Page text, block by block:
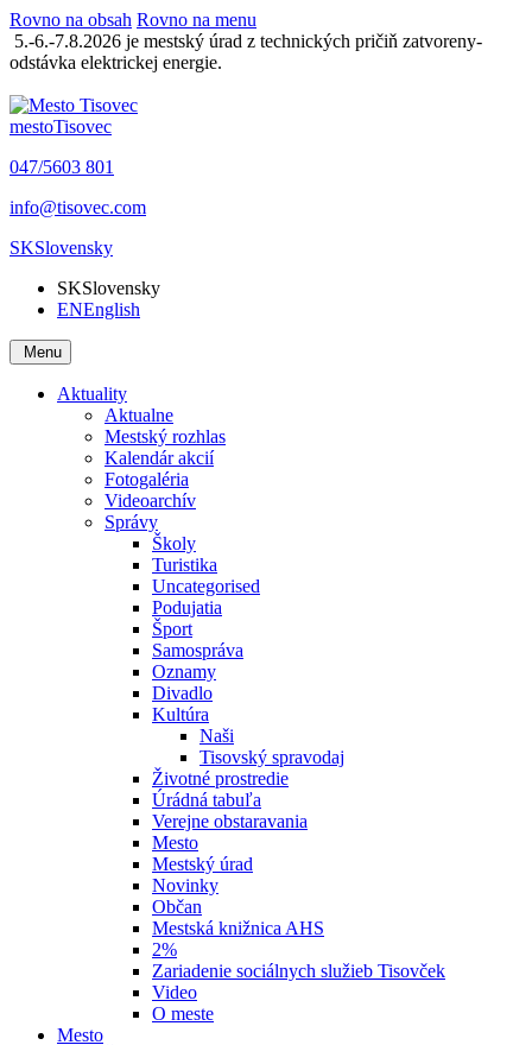
Rovno na obsah Rovno na menu
5.-6.-7.8.2026 je mestský úrad z technických pričiň zatvoreny-
odstávka elektrickej energie.
mestoTisovec
047/5603 801
info@tisovec.com
SKSlovensky
SKSlovensky
ENEnglish
Menu
Aktuality
Aktualne
Mestský rozhlas
Kalendár akcií
Fotogaléria
Videoarchív
Správy
Školy
Turistika
Uncategorised
Podujatia
Šport
Samospráva
Oznamy
Divadlo
Kultúra
Naši
Tisovský spravodaj
Životné prostredie
Úrádná tabuľa
Verejne obstaravania
Mesto
Mestský úrad
Novinky
Občan
Mestská knižnica AHS
2%
Zariadenie sociálnych služieb Tisovček
Video
O meste
Mesto